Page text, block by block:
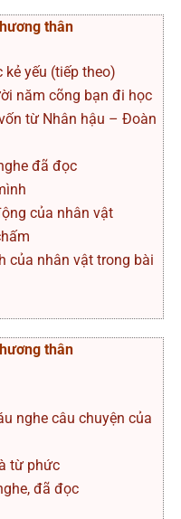
thân
kẻ yếu (tiếp theo)
năm cõng bạn đi học
từ Nhân hậu – Đoàn
đã đọc
của nhân vật
của nhân vật trong bài
thân
nghe câu chuyện của
từ phức
đã đọc